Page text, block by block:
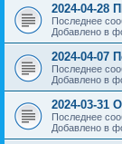
2024-04-28
Последнее
Добавлено в
2024-04-07
Последнее
Добавлено в
2024-03-31
Последнее
Добавлено в